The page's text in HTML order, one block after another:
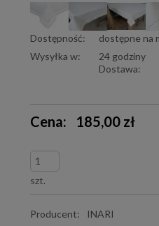
Dostępność:
dostępne na
Wysyłka w:
24 godziny
Dostawa:
Cena nie zawiera
Cena: 185,00 zł
szt.
Producent:
INARI